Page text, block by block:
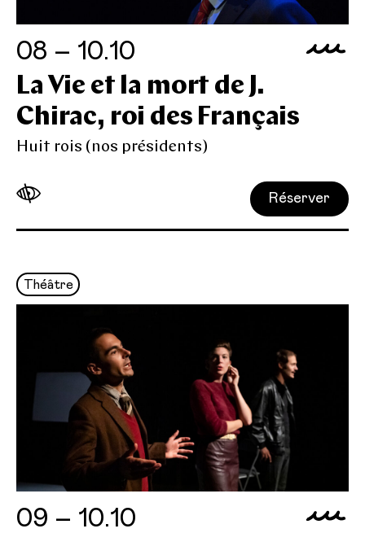
08 – 10.10
La Vie et la mort de J.
Chirac, roi des Français
Huit rois (nos présidents)
Réserver
Théâtre
09 – 10.10